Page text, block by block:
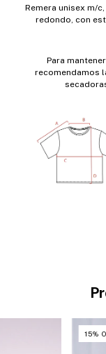
Remera unisex m/
redondo, con
Para
recomendamos
15%